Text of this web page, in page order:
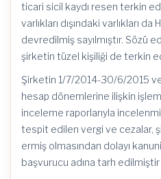
ticari sicil kaydı resen terkin
varlıkları dışındaki varlıkları
devredilmiş sayılmıştır. Sözü
şirketin tüzel kişiliği de terkin
Şirketin 1/7/2014-30/6/2015
hesap dönemlerine ilişkin
inceleme raporlarıyla
tespit edilen vergi ve cezalar,
ermiş olmasından dolayı
başvurucu adına tarh edilmiştir